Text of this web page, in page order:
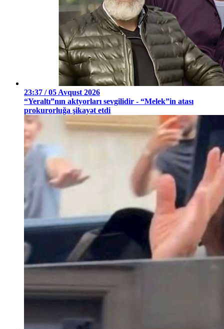
23:37 / 05 Avqust 2026
“Yeraltı”nın aktyorları sevgilidir - “Melek”in atası
prokurorluğa şikayət etdi